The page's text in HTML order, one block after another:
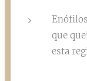
que
esta